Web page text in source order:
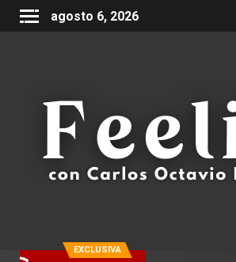
agosto 6, 2026
EXCLUSIVA